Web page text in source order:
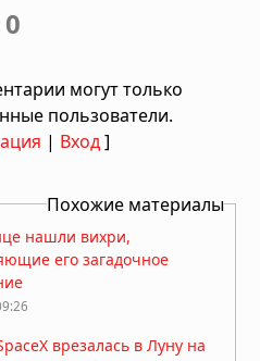
0
могут только
пользователи.
| Вход]
Похожие материалы
нашли вихри,
его загадочное
врезалась в Луну на